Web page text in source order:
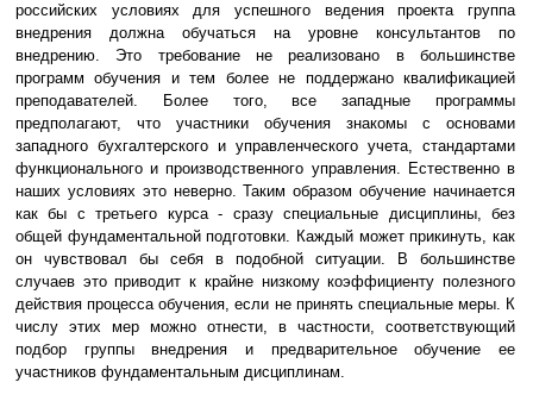
российских условиях для успешного ведения проекта группа
внедрения должна обучаться на уровне консультантов по
внедрению. Это требование не реализовано в большинстве
программ обучения и тем более не поддержано квалификацией
преподавателей. Более того, все западные программы
предполагают, что участники обучения знакомы с основами
западного бухгалтерского и управленческого учета, стандартами
функционального и производственного управления. Естественно в
наших условиях это неверно. Таким образом обучение начинается
как бы с третьего курса - сразу специальные дисциплины, без
общей фундаментальной подготовки. Каждый может прикинуть, как
он чувствовал бы себя в подобной ситуации. В большинстве
случаев это приводит к крайне низкому коэффициенту полезного
действия процесса обучения, если не принять специальные меры. К
числу этих мер можно отнести, в частности, соответствующий
подбор группы внедрения и предварительное обучение ее
участников фундаментальным дисциплинам.